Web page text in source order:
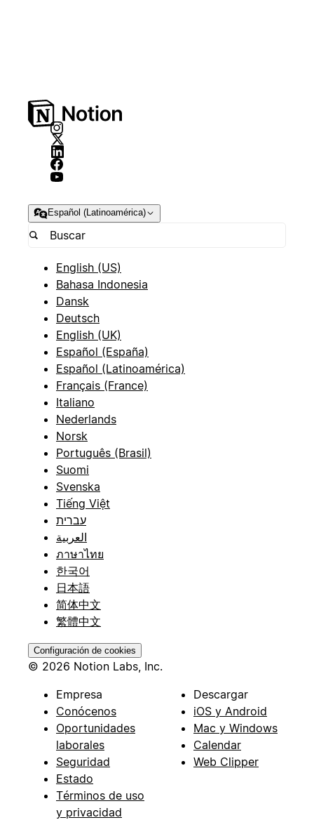
Español (Latinoamérica)
English (US)
Bahasa Indonesia
Dansk
Deutsch
English (UK)
Español (España)
Español (Latinoamérica)
Français (France)
Italiano
Nederlands
Norsk
Português (Brasil)
Suomi
Svenska
Tiếng Việt
עברית
العربية
ภาษาไทย
한국어
日本語
简体中文
繁體中文
Configuración de cookies
© 2026 Notion Labs, Inc.
Empresa
Conócenos
Oportunidades
laborales
Seguridad
Estado
Términos de uso
y privacidad
Descargar
iOS y Android
Mac y Windows
Calendar
Web Clipper